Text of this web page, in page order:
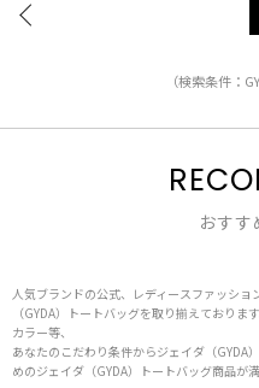
（検索条件：
おすす
人気ブランドの公式、レディースファッシ
（GYDA）トートバッグを取り揃えておりま
カラー等、
あなたのこだわり条件からジェイダ（GYDA
めのジェイダ（GYDA）トートバッグ商品が